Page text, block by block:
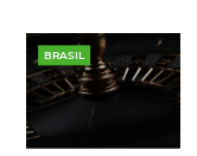
BRASIL